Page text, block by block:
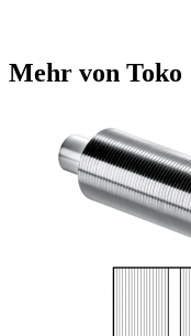
Mehr von Toko